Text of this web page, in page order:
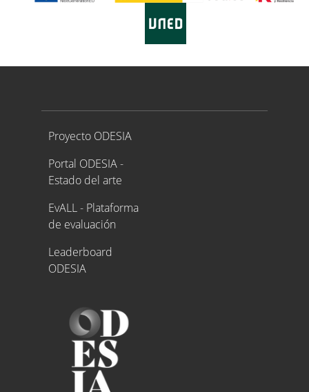
Proyecto ODESIA
Proyecto ODESIA
Portal ODESIA -
Estado del arte
EvALL - Plataforma
de evaluación
Leaderboard
ODESIA